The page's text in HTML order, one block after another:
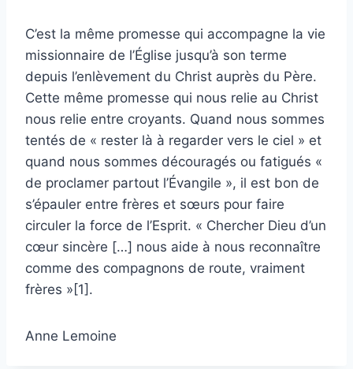
C’est la même promesse qui accompagne la vie
missionnaire de l’Église jusqu’à son terme
depuis l’enlèvement du Christ auprès du Père.
Cette même promesse qui nous relie au Christ
nous relie entre croyants. Quand nous sommes
tentés de « rester là à regarder vers le ciel » et
quand nous sommes découragés ou fatigués «
de proclamer partout l’Évangile », il est bon de
s’épauler entre frères et sœurs pour faire
circuler la force de l’Esprit. « Chercher Dieu d’un
cœur sincère […] nous aide à nous reconnaître
comme des compagnons de route, vraiment
frères » [1] .
Anne Lemoine